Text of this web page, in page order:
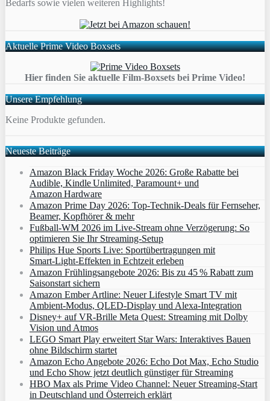
Bedarfs sowie vielen weiteren Highlights!
Aktuelle Prime Video Boxsets
Hier finden Sie aktuelle Film-Boxsets bei Prime Video!
Unsere Empfehlung
Keine Produkte gefunden.
Neueste Beiträge
Amazon Black Friday Woche 2026: Große Rabatte bei
Audible, Kindle Unlimited, Paramount+ und
Amazon Hardware
Amazon Prime Day 2026: Top-Technik-Deals für Fernseher,
Beamer, Kopfhörer & mehr
Fußball-WM 2026 im Live-Stream ohne Verzögerung: So
optimieren Sie Ihr Streaming-Setup
Philips Hue Sports Live: Sportübertragungen mit
Smart‑Light‑Effekten in Echtzeit erleben
Amazon Frühlingsangebote 2026: Bis zu 45 % Rabatt zum
Saisonstart sichern
Amazon Ember Artline: Neuer Lifestyle Smart TV mit
Ambient‑Modus, QLED‑Display und Alexa‑Integration
Disney+ auf VR-Brille Meta Quest: Streaming mit Dolby
Vision und Atmos
LEGO Smart Play erweitert Star Wars: Interaktives Bauen
ohne Bildschirm startet
Amazon Echo Angebote 2026: Echo Dot Max, Echo Studio
und Echo Show jetzt deutlich günstiger für Streaming
HBO Max als Prime Video Channel: Neuer Streaming‑Start
in Deutschland und Österreich erklärt